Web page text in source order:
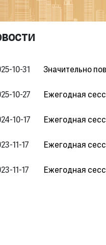
10-31
10-27
10-17
11-17
11-17